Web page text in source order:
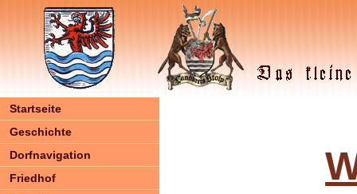
Startseite
Geschichte
Dorfnavigation
Friedhof